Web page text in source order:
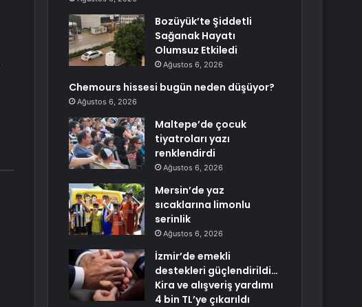
Bozüyük’te Şiddetli
Sağanak Hayatı
Olumsuz Etkiledi
Ağustos 6, 2026
Chemours hissesi bugün neden düşüyor?
Ağustos 6, 2026
Maltepe’de çocuk
tiyatroları yazı
renklendirdi
Ağustos 6, 2026
Mersin’de yaz
sıcaklarına limonlu
serinlik
Ağustos 6, 2026
İzmir’de emekli
destekleri güçlendirildi…
Kira ve alışveriş yardımı
4 bin TL’ye çıkarıldı